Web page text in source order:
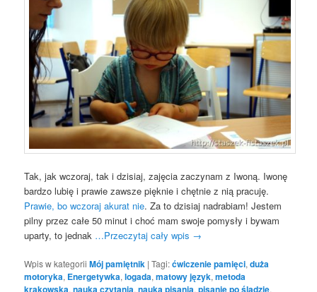
Tak, jak wczoraj, tak i dzisiaj, zajęcia zaczynam z Iwoną. Iwonę
bardzo lubię i prawie zawsze pięknie i chętnie z nią pracuję.
Prawie, bo wczoraj akurat nie. Za to dzisiaj nadrabiam! Jestem
pilny przez całe 50 minut i choć mam swoje pomysły i bywam
uparty, to jednak …Przeczytaj cały wpis →
Wpis w kategoriiMój pamiętnik |Tagi:ćwiczenie pamięci,duża
motoryka, Energetywka,logada,matowy język,metoda
krakowska,nauka czytania,nauka pisania,pisanie po śladzie,